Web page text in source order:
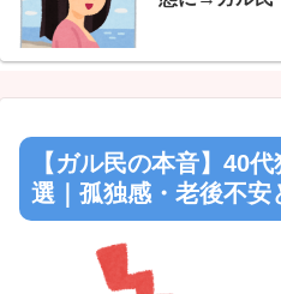
【ガル民の本音】40
選｜孤独感・老後不安